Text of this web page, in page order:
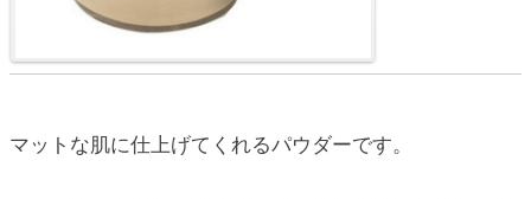
マットな肌に仕上げてくれるパウダーです。